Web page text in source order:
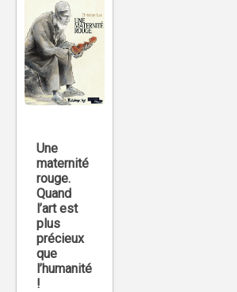
Une
maternité
rouge.
Quand
l’art est
plus
précieux
que
l’humanité
!